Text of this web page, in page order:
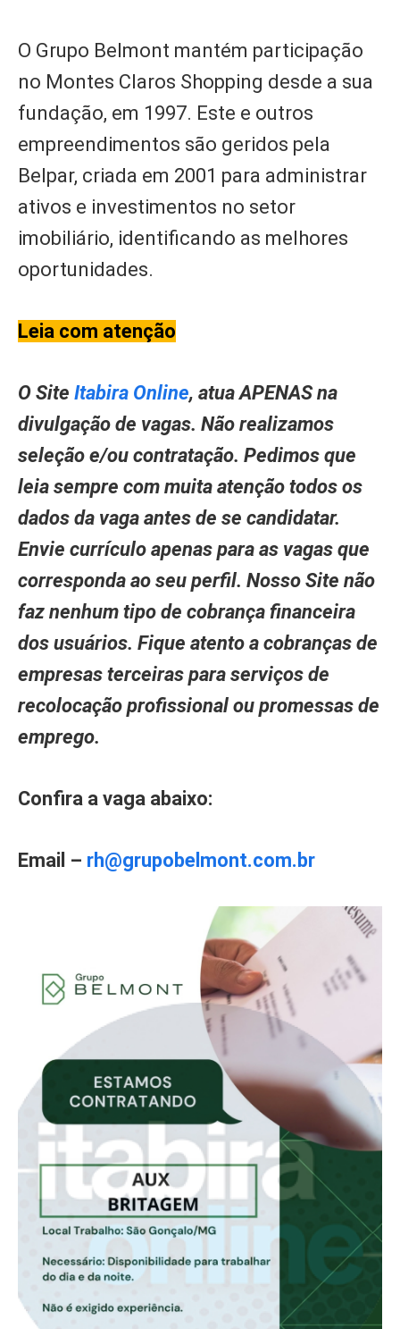
O Grupo Belmont mantém participação
no Montes Claros Shopping desde a sua
fundação, em 1997. Este e outros
empreendimentos são geridos pela
Belpar, criada em 2001 para administrar
ativos e investimentos no setor
imobiliário, identificando as melhores
oportunidades.
Leia com atenção
O Site Itabira Online, atua APENAS na
divulgação de vagas. Não realizamos
seleção e/ou contratação. Pedimos que
leia sempre com muita atenção todos os
dados da vaga antes de se candidatar.
Envie currículo apenas para as vagas que
corresponda ao seu perfil. Nosso Site não
faz nenhum tipo de cobrança financeira
dos usuários. Fique atento a cobranças de
empresas terceiras para serviços de
recolocação profissional ou promessas de
emprego.
Confira a vaga abaixo:
Email – rh@grupobelmont.com.br